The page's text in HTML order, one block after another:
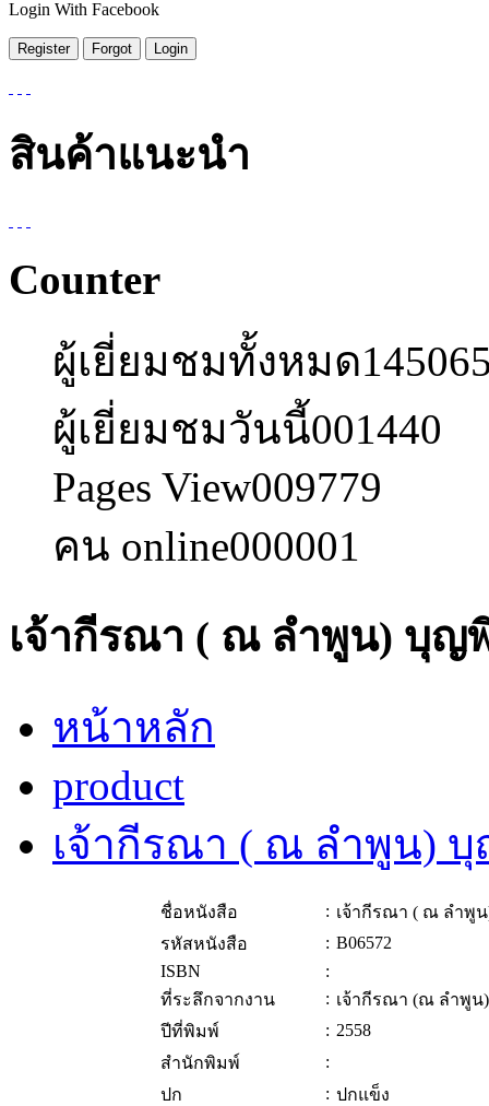
Login With Facebook
สินค้าแนะนำ
Counter
ผู้เยี่ยมชมทั้งหมด
ผู้เยี่ยมชมวันนี้001440
Pages View009779
คน online000001
เจ้ากีรณา ( ณ ลำพูน) บุญ
หน้าหลัก
product
เจ้ากีรณา ( ณ ลำพูน)
ชื่อหนังสือ : เจ้ากีรณา ( ณ ลำพู
รหัสหนังสือ
: B06572
ISBN
:
ที่ระลึกจากงาน
: เจ้ากีรณา (ณ ลำพู
ปีที่พิมพ์
: 2558
สำนักพิมพ์
:
ปก
: ปกแข็ง